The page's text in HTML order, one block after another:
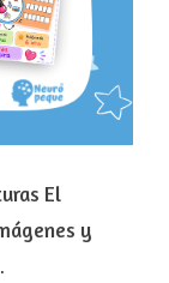
El
y